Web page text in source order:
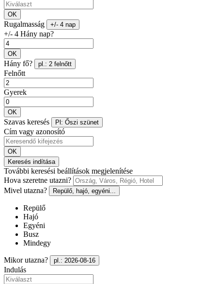
OK
Rugalmasság +/- 4 nap
+/- 4 Hány nap?
OK
Hány fő? pl.: 2 felnőtt
Felnőtt
Gyerek
OK
Szavas keresés Pl: Őszi szünet
Cím vagy azonosító
OK
Keresés indítása
További keresési beállítások megjelenítése
Hova szeretne utazni?
Mivel utazna?
Repülő, hajó, egyéni...
Repülő
Hajó
Egyéni
Busz
Mindegy
Mikor utazna? pl.: 2026-08-16
Indulás